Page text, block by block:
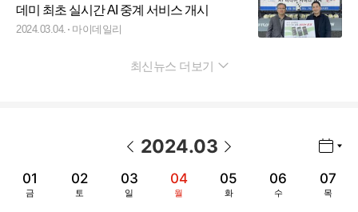
데미 최초 실시간 AI 중계 서비스 개시
2024.03.04. 마이데일리
최신뉴스 더보기
2024.03
01
금
02
토
03
일
04
월
05
화
06
수
07
목